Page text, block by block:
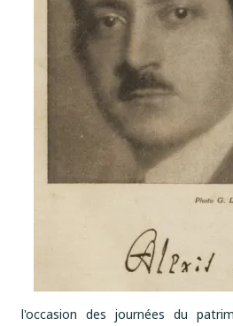
l'occasion des journées du